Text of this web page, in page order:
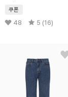
쿠폰
48 5 (16)